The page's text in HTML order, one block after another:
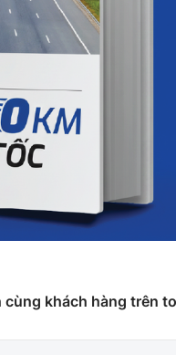
khách hàng trên